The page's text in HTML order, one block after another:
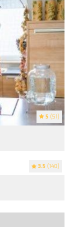
5 (51)
3.5 (140)